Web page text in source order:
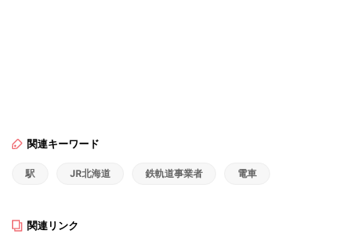
関連キーワード
駅 JR北海道 鉄軌道事業者 電車
関連リンク